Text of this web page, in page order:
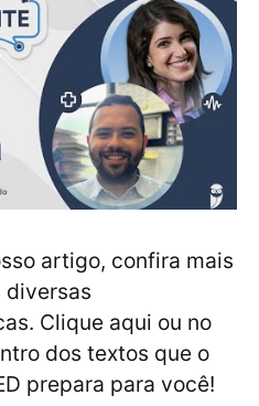
artigo, confira mais
diversas
Clique aqui ou no
dos textos que o
prepara para você!